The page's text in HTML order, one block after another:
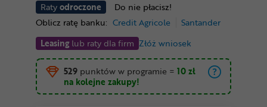
Ratyodroczone
Do nie płacisz!
Oblicz ratę banku: Credit Agricole
Santander
Leasinglub raty dla firm Złóż wniosek
529 punktów w programie = 10 zł
na kolejne zakupy!